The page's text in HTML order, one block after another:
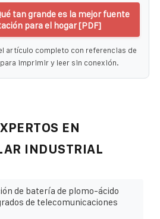
tan grande es la mejor fuente
para el hogar [PDF]
artículo completo con referencias de
imprimir y leer sin conexión.
EN
INDUSTRIAL
de batería de plomo-ácido
de telecomunicaciones